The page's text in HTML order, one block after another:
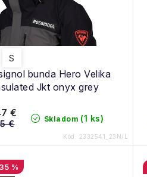
bunda Hero Velika
Jkt onyx grey
S
Skladom (1 ks)
€
€
Kód: 2332541_23N/L
35 %